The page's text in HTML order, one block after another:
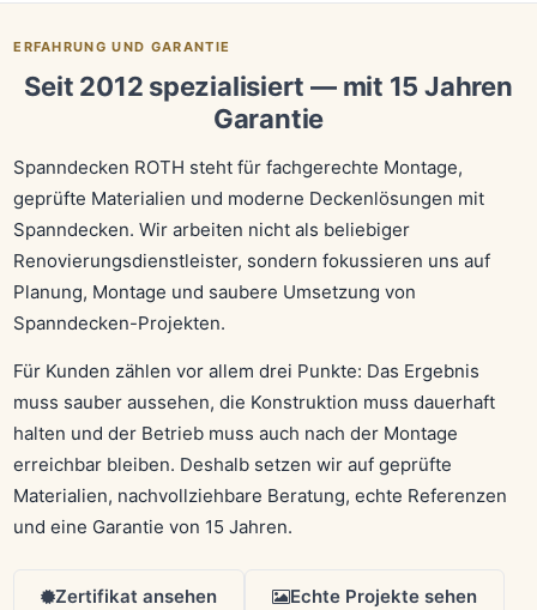
ERFAHRUNG UND GARANTIE
Seit 2012 spezialisiert — mit 15 Jahren
Garantie
Spanndecken ROTH steht für fachgerechte Montage,
geprüfte Materialien und moderne Deckenlösungen mit
Spanndecken. Wir arbeiten nicht als beliebiger
Renovierungsdienstleister, sondern fokussieren uns auf
Planung, Montage und saubere Umsetzung von
Spanndecken-Projekten.
Für Kunden zählen vor allem drei Punkte: Das Ergebnis
muss sauber aussehen, die Konstruktion muss dauerhaft
halten und der Betrieb muss auch nach der Montage
erreichbar bleiben. Deshalb setzen wir auf geprüfte
Materialien, nachvollziehbare Beratung, echte Referenzen
und eine Garantie von 15 Jahren.
Zertifikat ansehen Echte Projekte sehen